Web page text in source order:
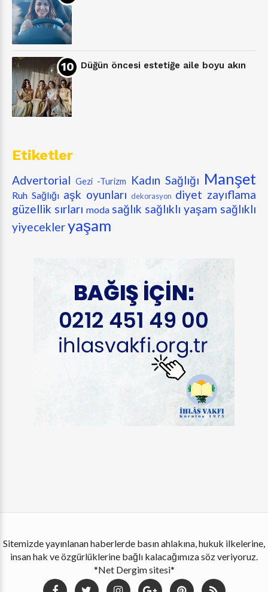
Düğün öncesi estetiğe aile boyu akın
Etiketler
Advertorial Gezi -Turizm Kadın Sağlığı Manşet
Ruh Sağlığı aşk oyunları dekorasyon diyet zayıflama
güzellik sırları moda sağlık sağlıklı yaşam sağlıklı
yiyecekleryaşam
Sitemizde yayınlanan haberlerde basın ahlakına, hukuk ilkelerine,
insan hak ve özgürlüklerine bağlı kalacağımıza söz veriyoruz.
*Net Dergim sitesi*